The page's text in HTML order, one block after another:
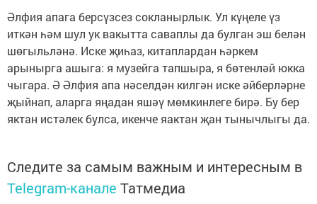
Әлфия апага берсүзсез сокланырлык. Ул күңеле үз
иткән һәм шул ук вакытта саваплы да булган эш белән
шөгыльләнә. Иске җиһаз, китаплардан һәркем
арынырга ашыга: я музейга тапшыра, я бөтенләй юкка
чыгара. Ә Әлфия апа нәселдән килгән иске әйберләрне
җыйнап, аларга яңадан яшәү мөмкинлеге бирә. Бу бер
яктан истәлек булса, икенче яактан җан тынычлыгы да.
Следите за самым важным и интересным в
Telegram-канале Татмедиа